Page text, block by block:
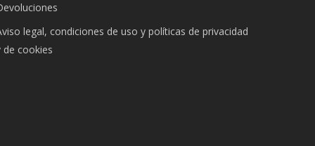
legal, condiciones de uso y políticas de privacidad
de cookies